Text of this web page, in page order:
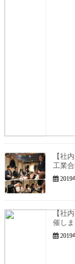
【社
工業
2019
【社
催し
2019